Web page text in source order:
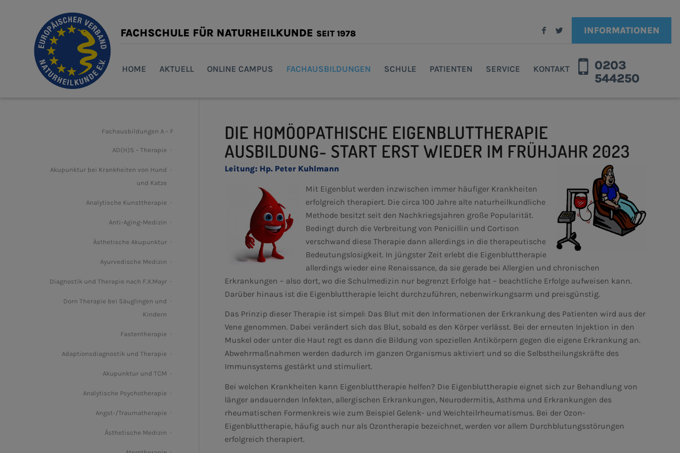
0203
544250
FACHSCHULE FÜR NATURHEILKUNDE SEIT 1978 INFORMATIONEN
HOME AKTUELL ONLINE CAMPUS FACHAUSBILDUNGEN SCHULE PATIENTEN SERVICE KONTAKT
DIE HOMÖOPATHISCHE EIGENBLUTTHERAPIE
AUSBILDUNG- START ERST WIEDER IM FRÜHJAHR 2023
Leitung: Hp. Peter Kuhlmann
Mit Eigenblut werden inzwischen immer häufiger Krankheiten
erfolgreich therapiert. Die circa 100 Jahre alte naturheilkundliche
Methode besitzt seit den Nachkriegsjahren große Popularität.
Bedingt durch die Verbreitung von Penicillin und Cortison
verschwand diese Therapie dann allerdings in die therapeutische
Bedeutungslosigkeit. In jüngster Zeit erlebt die Eigenbluttherapie
allerdings wieder eine Renaissance, da sie gerade bei Allergien und chronischen
Erkrankungen – also dort, wo die Schulmedizin nur begrenzt Erfolge hat – beachtliche Erfolge aufweisen kann.
Darüber hinaus ist die Eigenbluttherapie leicht durchzuführen, nebenwirkungsarm und preisgünstig.
Das Prinzip dieser Therapie ist simpel: Das Blut mit den Informationen der Erkrankung des Patienten wird aus der
Vene genommen. Dabei verändert sich das Blut, sobald es den Körper verlässt. Bei der erneuten Injektion in den
Muskel oder unter die Haut regt es dann die Bildung von speziellen Antikörpern gegen die eigene Erkrankung an.
Abwehrmaßnahmen werden dadurch im ganzen Organismus aktiviert und so die Selbstheilungskräfte des
Immunsystems gestärkt und stimuliert.
Bei welchen Krankheiten kann Eigenbluttherapie helfen? Die Eigenbluttherapie eignet sich zur Behandlung von
länger andauernden Infekten, allergischen Erkrankungen, Neurodermitis, Asthma und Erkrankungen des
rheumatischen Formenkreis wie zum Beispiel Gelenk- und Weichteilrheumatismus. Bei der Ozon-
Eigenbluttherapie, häufig auch nur als Ozontherapie bezeichnet, werden vor allem Durchblutungsstörungen
erfolgreich therapiert.
Fachausbildungen A – F
AD(H)S – Therapie
Akupunktur bei Krankheiten von Hund
und Katze
Analytische Kunsttherapie
Anti-Aging-Medizin
Ästhetische Akupunktur
Ayurvedische Medizin
Diagnostik und Therapie nach F.X.Mayr
Dorn Therapie bei Säuglingen und
Kindern
Fastentherapie
Adaptionsdiagnostik und Therapie
Akupunktur und TCM
Analytische Psychotherapie
Angst-/Traumatherapie
Ästhetische Medizin